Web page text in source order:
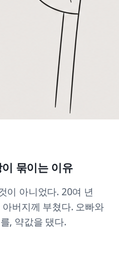
묶이는 이유
이 아니었다. 20여 년
버지께 부쳤다. 오빠와
, 약값을 댔다.